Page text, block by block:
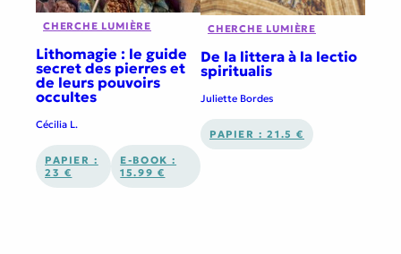
CHERCHE LUMIÈRE
Lithomagie : le guide
secret des pierres et
de leurs pouvoirs
occultes
Cécilia L.
PAPIER :
23 €
E-BOOK :
15.99 €
CHERCHE LUMIÈRE
De la littera à la lectio
spiritualis
Juliette Bordes
PAPIER : 21.5 €